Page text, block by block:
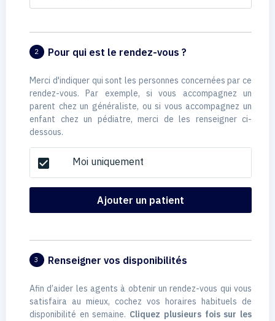
2 Pour qui est le rendez-vous ?
Merci d'indiquer qui sont les personnes concernées par ce
rendez-vous. Par exemple, si vous accompagnez un
parent chez un généraliste, ou si vous accompagnez un
enfant chez un pédiatre, merci de les renseigner ci-
dessous.
check_box Moi uniquement
Ajouter un patient
3 Renseigner vos disponibilités
Afin d’aider les agents à obtenir un rendez-vous qui vous
satisfaira au mieux, cochez vos horaires habituels de
disponibilité en semaine. Cliquez plusieurs fois sur les